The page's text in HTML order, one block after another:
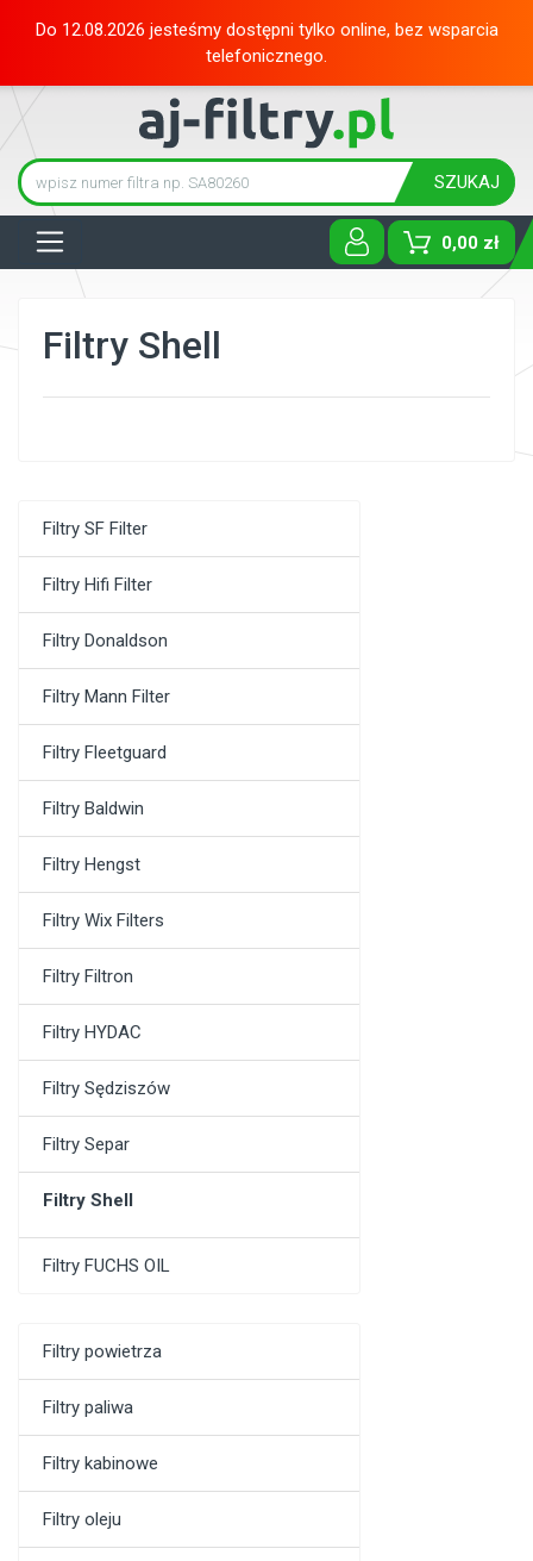
Do 12.08.2026 jesteśmy dostępni tylko online, bez wsparcia
telefonicznego.
SZUKAJ
0,00 zł
Filtry SF Filter
Filtry Hifi Filter
Filtry Donaldson
Filtry Mann Filter
Filtry Fleetguard
Filtry Baldwin
Filtry Hengst
Filtry Wix Filters
Filtry Filtron
Filtry HYDAC
Filtry Sędziszów
Filtry Separ
Filtry Shell
Filtry FUCHS OIL
Filtry powietrza
Filtry paliwa
Filtry kabinowe
Filtry oleju
Filtry Shell